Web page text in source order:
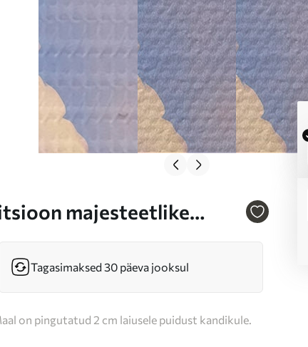
majesteetlike
Tagasimaksed 30 päeva jooksul
on pingutatud 2 cm laiusele puidust kandikule.